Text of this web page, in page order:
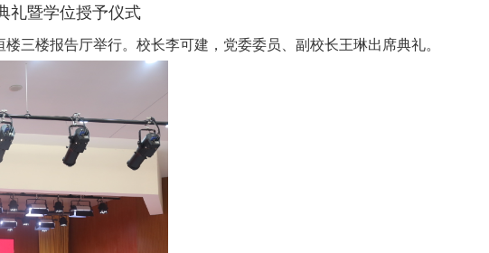
礼暨学位授予仪式
三楼报告厅举行。校长李可建，党委委员、副校长王琳出席典礼。